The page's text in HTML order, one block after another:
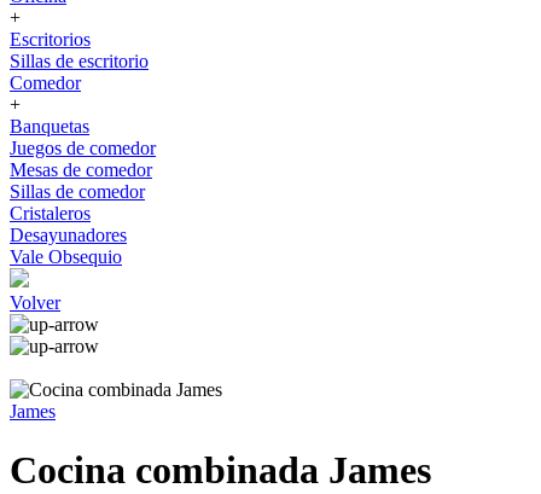
+
Escritorios
Sillas de escritorio
Comedor
+
Banquetas
Juegos de comedor
Mesas de comedor
Sillas de comedor
Cristaleros
Desayunadores
Vale Obsequio
Volver
James
Cocina combinada James